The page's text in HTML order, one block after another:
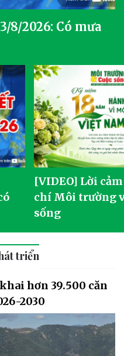
8/2026: Có mưa
[VIDEO] Lời
chí Môi trường
sống
triển
hơn 39.500 căn
2030